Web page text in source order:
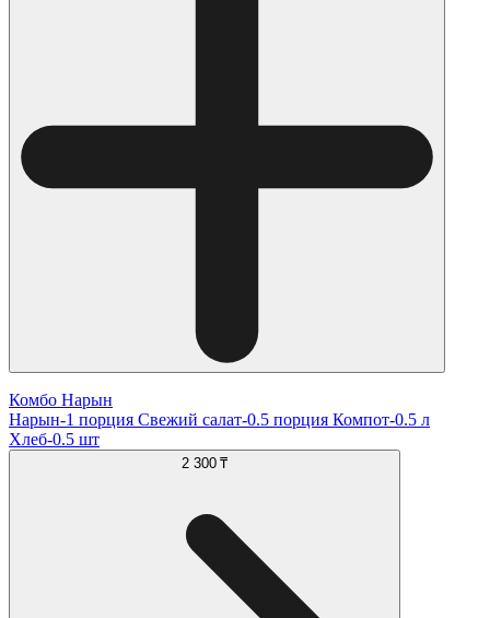
Комбо Нарын
Нарын-1 порция Свежий салат-0.5 порция Компот-0.5 л
Хлеб-0.5 шт
2 300 ₸